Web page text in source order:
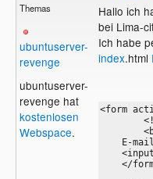
Themas
ubuntuserver-
revenge
ubuntuserver-
revenge hat
kostenlosen
Webspace.
Hallo ich
bei Lima-
Ich habe
index.html
<form
E-
</